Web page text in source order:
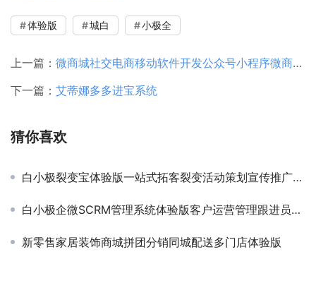
体验版 城白 小极全
上一篇： 微商城社交电商移动软件开发公众号小程序微商城分销商城提货系统
下一篇： 艾蒂娜多多进宝系统
猜你喜欢
白小极裂变宝体验版一站式拓客裂变活动策划宣传推广系统
白小极企微SCRM管理系统体验版客户运营管理跟进员工营销
新零售家居装饰商城拼团分销同城配送多门店体验版